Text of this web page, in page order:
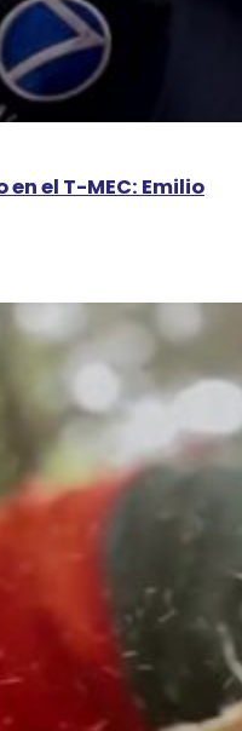
el T-MEC: Emilio